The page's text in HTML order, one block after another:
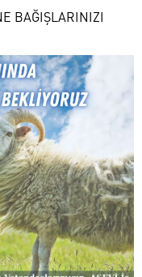
BAĞIŞLARINIZI